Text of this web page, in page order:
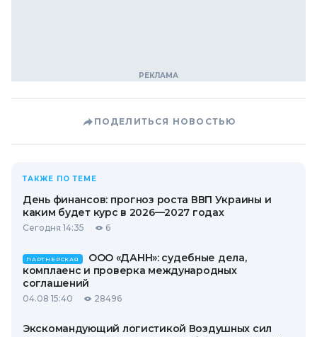
ПОДЕЛИТЬСЯ НОВОСТЬЮ
ТАКЖЕ ПО ТЕМЕ
День финансов: прогноз роста ВВП Украины и
каким будет курс в 2026—2027 годах
Сегодня 14:35 6
ПАРТНЕРСКАЯ
ООО «ДАНН»: судебные дела,
комплаенс и проверка международных
соглашений
04.08 15:40 28496
Экскомандующий логистикой Воздушных сил